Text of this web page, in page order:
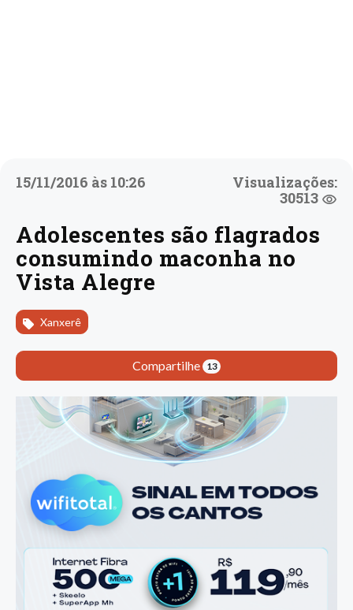
15/11/2016 às 10:26
Visualizações:
30513
Adolescentes são flagrados
consumindo maconha no
Vista Alegre
Xanxerê
Compartilhe 13